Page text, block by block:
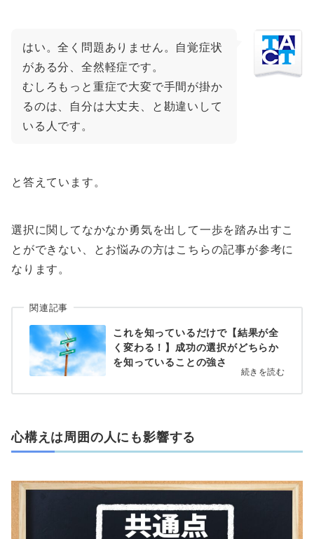
はい。全く問題ありません。自覚症状
がある分、全然軽症です。
むしろもっと重症で大変で手間が掛か
るのは、自分は大丈夫、と勘違いして
いる人です。
と答えています。
選択に関してなかなか勇気を出して一歩を踏み出すこ
とができない、とお悩みの方はこちらの記事が参考に
なります。
関連記事
これを知っているだけで【結果が全
く変わる！】成功の選択がどちらか
を知っていることの強さ
続きを読む
心構えは周囲の人にも影響する